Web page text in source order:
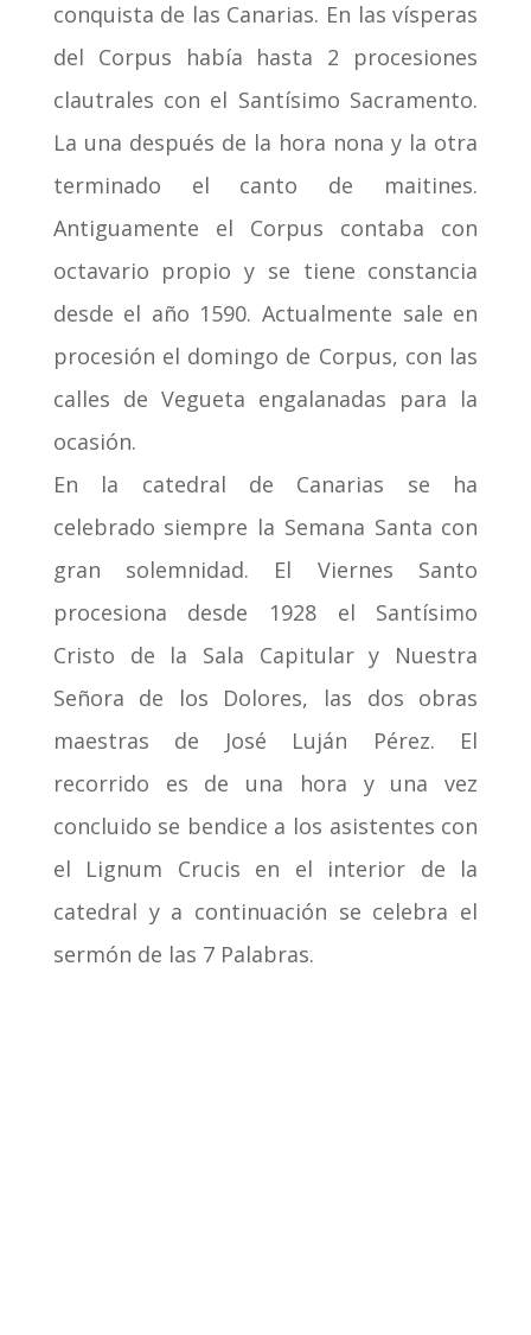
conquista de las Canarias. En las vísperas
del Corpus había hasta 2 procesiones
clautrales con el Santísimo Sacramento.
La una después de la hora nona y la otra
terminado el canto de maitines.
Antiguamente el Corpus contaba con
octavario propio y se tiene constancia
desde el año 1590. Actualmente sale en
procesión el domingo de Corpus, con las
calles de Vegueta engalanadas para la
ocasión.
En la catedral de Canarias se ha
celebrado siempre la Semana Santa con
gran solemnidad. El Viernes Santo
procesiona desde 1928 el Santísimo
Cristo de la Sala Capitular y Nuestra
Señora de los Dolores, las dos obras
maestras de José Luján Pérez. El
recorrido es de una hora y una vez
concluido se bendice a los asistentes con
el Lignum Crucis en el interior de la
catedral y a continuación se celebra el
sermón de las 7 Palabras.